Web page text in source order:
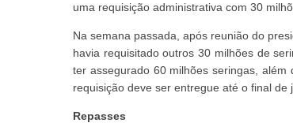
uma requisição administrativa com 30
Na semana passada, após reunião do
havia requisitado outros 30 milhões de
ter assegurado 60 milhões seringas,
requisição deve ser entregue até o final de
Repasses